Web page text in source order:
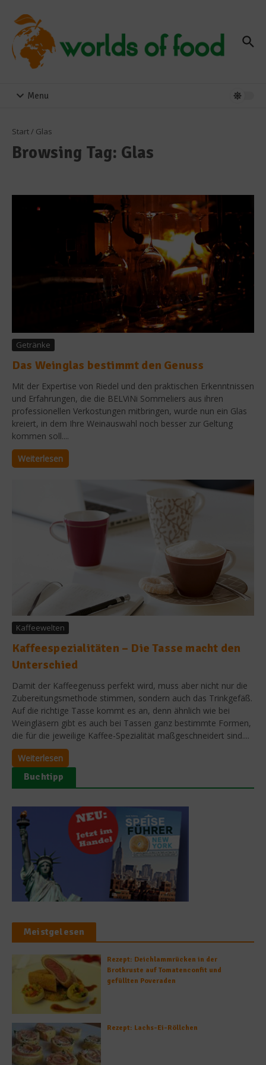
Menu
Start/ Glas
Browsing Tag: Glas
Getränke
Das Weinglas bestimmt den Genuss
Mit der Expertise von Riedel und den praktischen Erkenntnissen
und Erfahrungen, die die BELViNi Sommeliers aus ihren
professionellen Verkostungen mitbringen, wurde nun ein Glas
kreiert, in dem Ihre Weinauswahl noch besser zur Geltung
kommen soll....
Weiterlesen
Kaffeewelten
Kaffeespezialitäten – Die Tasse macht den
Unterschied
Damit der Kaffeegenuss perfekt wird, muss aber nicht nur die
Zubereitungsmethode stimmen, sondern auch das Trinkgefäß.
Auf die richtige Tasse kommt es an, denn ähnlich wie bei
Weingläsern gibt es auch bei Tassen ganz bestimmte Formen,
die für die jeweilige Kaffee-Spezialität maßgeschneidert sind....
Weiterlesen
Buchtipp
Meistgelesen
Rezept: Deichlammrücken in der
Brotkruste auf Tomatenconfit und
gefüllten Poveraden
Rezept: Lachs-Ei-Röllchen